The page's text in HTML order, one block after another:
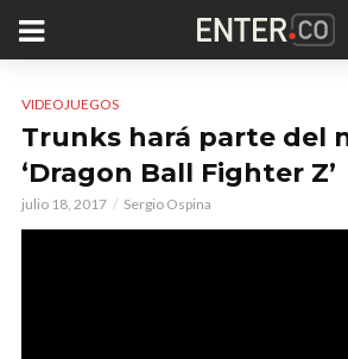
VIDEOJUEGOS
Trunks hará parte del
‘Dragon Ball Fighter Z’
julio 18, 2017 Sergio Ospina